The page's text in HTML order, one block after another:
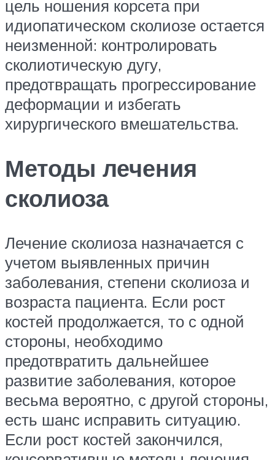
цель ношения корсета при
идиопатическом сколиозе остается
неизменной: контролировать
сколиотическую дугу,
предотвращать прогрессирование
деформации и избегать
хирургического вмешательства.
Методы лечения
сколиоза
Лечение сколиоза назначается с
учетом выявленных причин
заболевания, степени сколиоза и
возраста пациента. Если рост
костей продолжается, то с одной
стороны, необходимо
предотвратить дальнейшее
развитие заболевания, которое
весьма вероятно, с другой стороны,
есть шанс исправить ситуацию.
Если рост костей закончился,